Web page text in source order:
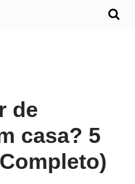
de
casa? 5